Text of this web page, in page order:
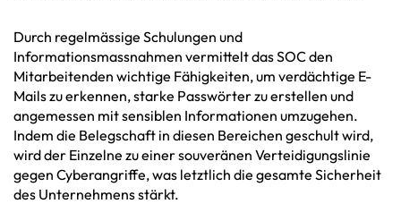
Durch regelmässige Schulungen und
Informationsmassnahmen vermittelt das SOC den
Mitarbeitenden wichtige Fähigkeiten, um verdächtige E-
Mails zu erkennen, starke Passwörter zu erstellen und
angemessen mit sensiblen Informationen umzugehen.
Indem die Belegschaft in diesen Bereichen geschult wird,
wird der Einzelne zu einer souveränen Verteidigungslinie
gegen Cyberangriffe, was letztlich die gesamte Sicherheit
des Unternehmens stärkt.